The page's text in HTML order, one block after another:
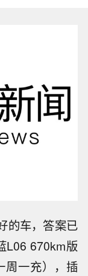
的车，答案已
L06 670km版
周一充），插